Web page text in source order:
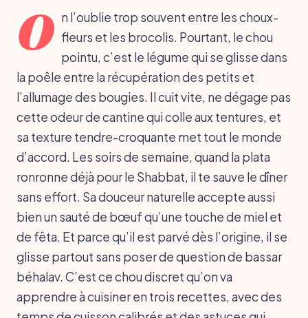
O n l’oublie trop souvent entre les choux-
fleurs et les brocolis. Pourtant, le chou
pointu, c’est le légume qui se glisse dans
la poêle entre la récupération des petits et
l’allumage des bougies. Il cuit vite, ne dégage pas
cette odeur de cantine qui colle aux tentures, et
sa texture tendre-croquante met tout le monde
d’accord. Les soirs de semaine, quand la plata
ronronne déjà pour le Shabbat, il te sauve le dîner
sans effort. Sa douceur naturelle accepte aussi
bien un sauté de bœuf qu’une touche de miel et
de fêta. Et parce qu’il est parvé dès l’origine, il se
glisse partout sans poser de question de bassar
béhalav. C’est ce chou discret qu’on va
apprendre à cuisiner en trois recettes, avec des